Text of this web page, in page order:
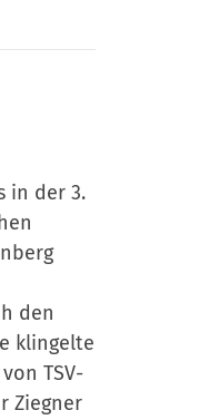
in der 3.
den
klingelte
TSV-
Ziegner